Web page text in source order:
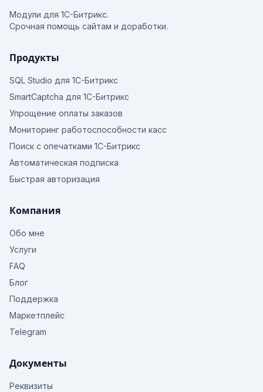
Модули для 1С-Битрикс.
Срочная помощь сайтам и доработки.
Продукты
SQL Studio для 1С-Битрикс
SmartCaptcha для 1С-Битрикс
Упрощение оплаты заказов
Мониторинг работоспособности касс
Поиск с опечатками 1С-Битрикс
Автоматическая подписка
Быстрая авторизация
Компания
Обо мне
Услуги
FAQ
Блог
Поддержка
Маркетплейс
Telegram
Документы
Реквизиты